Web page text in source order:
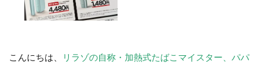
こんにちは、
リラゾの自称・加熱式たばこマイスター、パパ